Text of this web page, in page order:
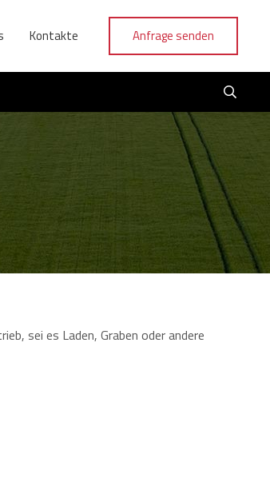
Kontakte Anfrage senden
sei es Laden, Graben oder andere